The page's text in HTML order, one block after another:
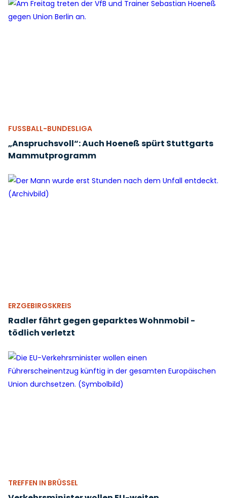
FUSSBALL-BUNDESLIGA
„Anspruchsvoll“: Auch Hoeneß spürt Stuttgarts
Mammutprogramm
ERZGEBIRGSKREIS
Radler fährt gegen geparktes Wohnmobil -
tödlich verletzt
TREFFEN IN BRÜSSEL